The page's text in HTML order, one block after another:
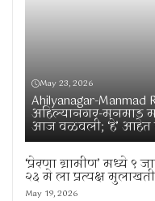
May 23, 2026
Ahilyanagar-Manmad
अहिल्यानगर-मनमाड
आज वळवली; ‘हे’ आहेत
‘प्रेरणा ग्रामीण’ मध्ये ९
२३ मे ला प्रत्यक्ष मुलाखती
May 19, 2026